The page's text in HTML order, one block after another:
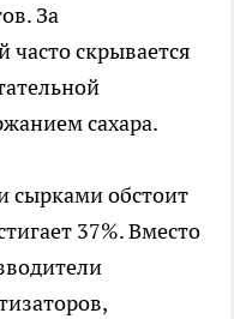
За
часто скрывается
сахара.
сырками обстоит
37%. Вместо